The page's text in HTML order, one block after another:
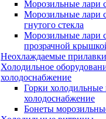
Морозильные лари
Морозильные лари
гнутого стекла
Морозильные лари
прозрачной
Неохлаждаемые прилавки
Холодильное
холодоснабжение
Горки
холодоснабжение
Бонеты